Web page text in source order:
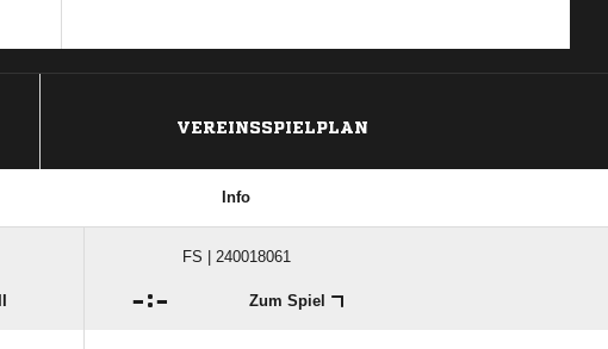
VEREINSSPIELPLAN
Info
FS | 240018061
: Zum Spiel